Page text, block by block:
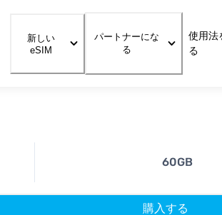
新しい
eSIM
パートナーにな
る
使用法
る
60GB
購入する